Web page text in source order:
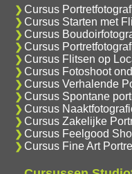
Cursus
Cursus Starten met
Cursus
Cursus
Cursus Flitsen op
Cursus Fotoshoot
Cursus Verhalende
Cursus Spontane
Cursus
Cursus Zakelijke
Cursus Feelgood
Cursus Fine Art